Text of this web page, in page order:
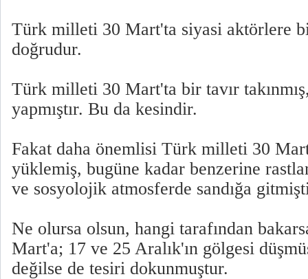
Türk milleti 30 Mart'ta siyasi aktörlere
doğrudur.
Türk milleti 30 Mart'ta bir tavır
yapmıştır. Bu da kesindir.
Fakat daha önemlisi Türk milleti 30
yüklemiş, bugüne kadar benzerine
ve sosyolojik atmosferde sandığa
Ne olursa olsun, hangi tarafından
Mart'a; 17 ve 25 Aralık'ın gölgesi
değilse de tesiri dokunmuştur.